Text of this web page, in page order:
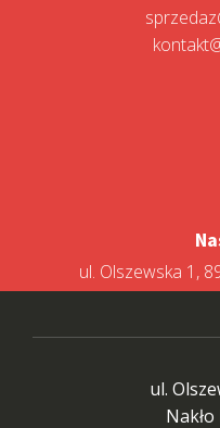
ul. Olszewska 1,
ul.